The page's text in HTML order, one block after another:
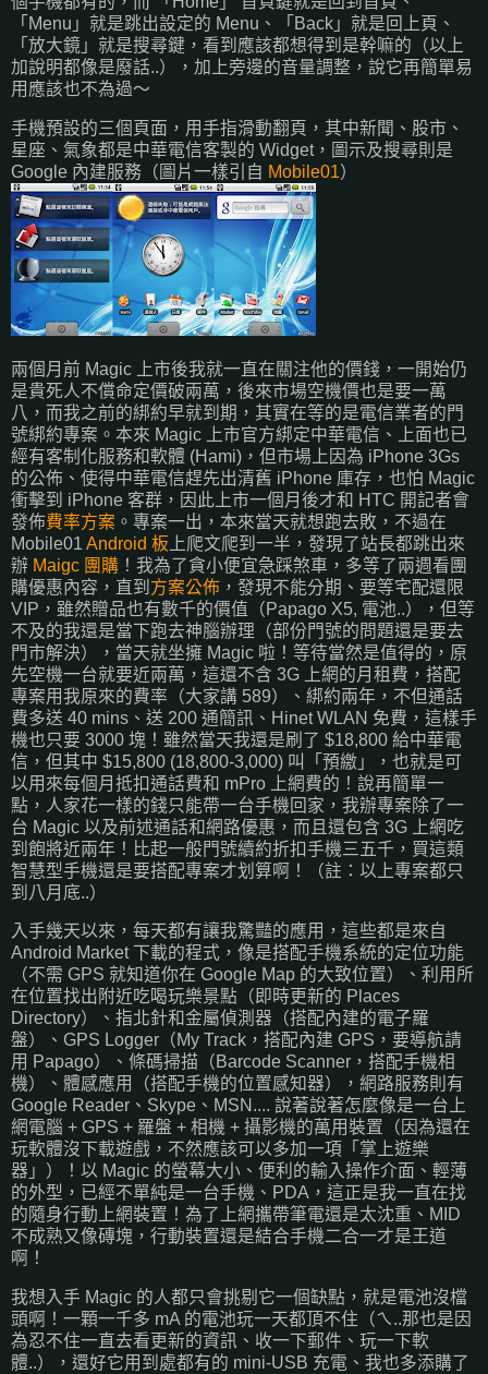
「Menu」就是跳出設定的 Menu、「Back」就是回上頁、
「放大鏡」就是搜尋鍵，看到應該都想得到是幹嘛的（以上
加說明都像是廢話..），加上旁邊的音量調整，說它再簡單易
用應該也不為過～
手機預設的三個頁面，用手指滑動翻頁，其中新聞、股市、
星座、氣象都是中華電信客製的 Widget，圖示及搜尋則是
Google 內建服務（圖片一樣引自 Mobile01）
兩個月前 Magic 上市後我就一直在關注他的價錢，一開始仍
是貴死人不償命定價破兩萬，後來市場空機價也是要一萬
八，而我之前的綁約早就到期，其實在等的是電信業者的門
號綁約專案。本來 Magic 上市官方綁定中華電信、上面也已
經有客制化服務和軟體 (Hami)，但市場上因為 iPhone 3Gs
的公佈、使得中華電信趕先出清舊 iPhone 庫存，也怕 Magic
衝擊到 iPhone 客群，因此上市一個月後才和 HTC 開記者會
發佈費率方案 。專案一出，本來當天就想跑去敗，不過在
Mobile01 Android 板 上爬文爬到一半，發現了站長都跳出來
辦 Maigc 團購 ！我為了貪小便宜急踩煞車，多等了兩週看團
購優惠內容，直到 方案公佈 ，發現不能分期、要等宅配還限
VIP，雖然贈品也有數千的價值（Papago X5, 電池..），但等
不及的我還是當下跑去神腦辦理（部份門號的問題還是要去
門市解決），當天就坐擁 Magic 啦！等待當然是值得的，原
先空機一台就要近兩萬，這還不含 3G 上網的月租費，搭配
專案用我原來的費率（大家講 589）、綁約兩年，不但通話
費多送 40 mins、送 200 通簡訊、Hinet WLAN 免費，這樣手
機也只要 3000 塊！雖然當天我還是刷了 $18,800 給中華電
信，但其中 $15,800 (18,800-3,000) 叫「預繳」，也就是可
以用來每個月抵扣通話費和 mPro 上網費的！說再簡單一
點，人家花一樣的錢只能帶一台手機回家，我辦專案除了一
台 Magic 以及前述通話和網路優惠，而且還包含 3G 上網吃
到飽將近兩年！比起一般門號續約折扣手機三五千，買這類
智慧型手機還是要搭配專案才划算啊！（註：以上專案都只
到八月底..）
入手幾天以來，每天都有讓我驚豔的應用，這些都是來自
Android Market 下載的程式，像是搭配手機系統的定位功能
（不需 GPS 就知道你在 Google Map 的大致位置）、利用所
在位置找出附近吃喝玩樂景點（即時更新的 Places
Directory）、指北針和金屬偵測器（搭配內建的電子羅
盤）、GPS Logger（My Track，搭配內建 GPS，要導航請
用 Papago）、條碼掃描（Barcode Scanner，搭配手機相
機）、體感應用（搭配手機的位置感知器），網路服務則有
Google Reader、Skype、MSN.... 說著說著怎麼像是一台上
網電腦 + GPS + 羅盤 + 相機 + 攝影機的萬用裝置（因為還在
玩軟體沒下載遊戲，不然應該可以多加一項「掌上遊樂
器」）！以 Magic 的螢幕大小、便利的輸入操作介面、輕薄
的外型，已經不單純是一台手機、PDA，這正是我一直在找
的隨身行動上網裝置！為了上網攜帶筆電還是太沈重、MID
不成熟又像磚塊，行動裝置還是結合手機二合一才是王道
啊！
我想入手 Magic 的人都只會挑剔它一個缺點，就是電池沒檔
頭啊！一顆一千多 mA 的電池玩一天都頂不住（ㄟ..那也是因
為忍不住一直去看更新的資訊、收一下郵件、玩一下軟
體..），還好它用到處都有的 mini-USB 充電、我也多添購了